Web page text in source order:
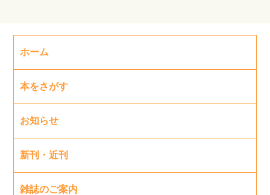
ホーム
本をさがす
お知らせ
新刊・近刊
雑誌のご案内